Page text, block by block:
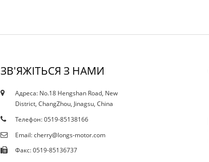
ЗВ'ЯЖІТЬСЯ З НАМИ
Адреса: No.18 Hengshan Road, New
District, ChangZhou, Jinagsu, China
Телефон: 0519-85138166
Email: cherry@longs-motor.com
Факс: 0519-85136737
18/10/19
Сертифікати